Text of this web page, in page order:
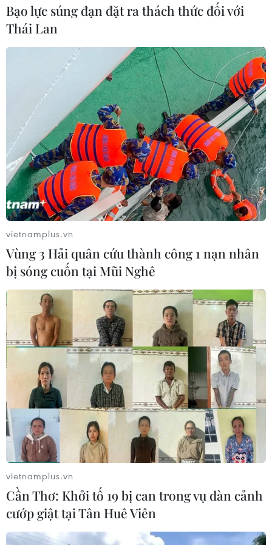
TP.HCM: Khi căn hộ tái định cư biến
thành nhà ở thương mại
06/08/2019 22:23
Thời gian qua, tại TP.HCM, vẫn còn không ít dự án lớn
bị biến tướng, làm sai lệch chủ trương cũng như quy
định pháp luật, ảnh hưởng đến quyền lợi người dân,
gây tâm lý bức xúc.
Bạo lực súng đạn đặt ra thách thức đối với
Thái Lan
vietnamplus.vn
Vùng 3 Hải quân cứu thành công 1 nạn nhân
bị sóng cuốn tại Mũi Nghê
vietnamplus.vn
Cần Thơ: Khởi tố 19 bị can trong vụ dàn cảnh
cướp giật tại Tân Huê Viên